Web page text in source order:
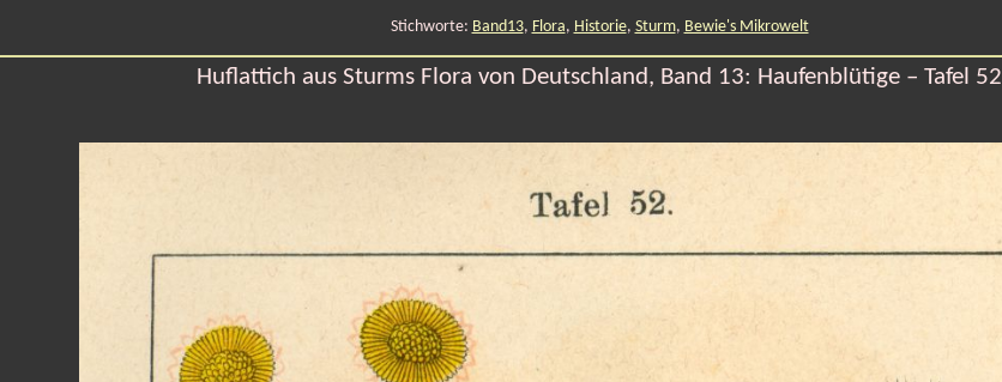
Stichworte: Band13, Flora, Historie, Sturm, Bewie's Mikrowelt
Huflattich aus Sturms Flora von Deutschland, Band 13: Haufenblütige – Tafel 52